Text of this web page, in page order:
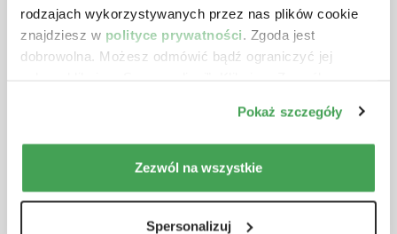
rodzajach wykorzystywanych przez nas plików cookie
znajdziesz w polityce prywatności . Zgoda jest
dobrowolna. Możesz odmówić bądź ograniczyć jej
Pokaż szczegóły
Zezwól na wszystkie
Spersonalizuj
RÓŻNE TERMINY
Deregulacja i uszczelnienie VAT
Michał Krawczyk
27.08.2026 r.
5 godzin
690 zł netto + VAT